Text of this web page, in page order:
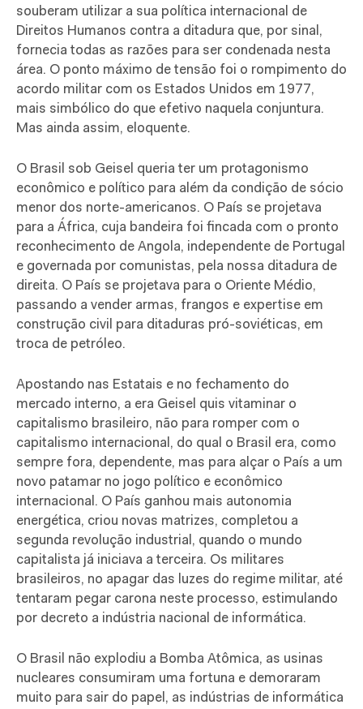
souberam utilizar a sua política internacional de
Direitos Humanos contra a ditadura que, por sinal,
fornecia todas as razões para ser condenada nesta
área. O ponto máximo de tensão foi o rompimento do
acordo militar com os Estados Unidos em 1977,
mais simbólico do que efetivo naquela conjuntura.
Mas ainda assim, eloquente.
O Brasil sob Geisel queria ter um protagonismo
econômico e político para além da condição de sócio
menor dos norte-americanos. O País se projetava
para a África, cuja bandeira foi fincada com o pronto
reconhecimento de Angola, independente de Portugal
e governada por comunistas, pela nossa ditadura de
direita. O País se projetava para o Oriente Médio,
passando a vender armas, frangos e expertise em
construção civil para ditaduras pró-soviéticas, em
troca de petróleo.
Apostando nas Estatais e no fechamento do
mercado interno, a era Geisel quis vitaminar o
capitalismo brasileiro, não para romper com o
capitalismo internacional, do qual o Brasil era, como
sempre fora, dependente, mas para alçar o País a um
novo patamar no jogo político e econômico
internacional. O País ganhou mais autonomia
energética, criou novas matrizes, completou a
segunda revolução industrial, quando o mundo
capitalista já iniciava a terceira. Os militares
brasileiros, no apagar das luzes do regime militar, até
tentaram pegar carona neste processo, estimulando
por decreto a indústria nacional de informática.
O Brasil não explodiu a Bomba Atômica, as usinas
nucleares consumiram uma fortuna e demoraram
muito para sair do papel, as indústrias de informática